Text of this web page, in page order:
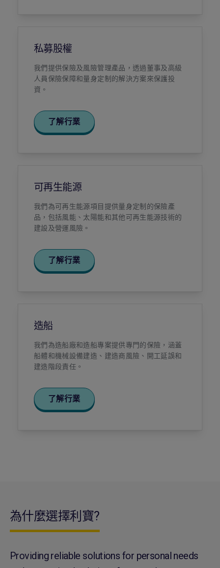
私募股權
我們提供保險及風險管理產品，透過董事及高級
人員保險保障和量身定制的解決方案來保護投
資。
了解行業
可再生能源
我們為可再生能源項目提供量身定制的保險產
品，包括風能、太陽能和其他可再生能源技術的
建設及營運風險。
了解行業
造船
我們為造船廠和造船專案提供專門的保險，涵蓋
船體和機械設備建造、建造商風險、開工延誤和
建造階段責任。
了解行業
為什麼選擇利寶?
Providing reliable solutions for personal needs